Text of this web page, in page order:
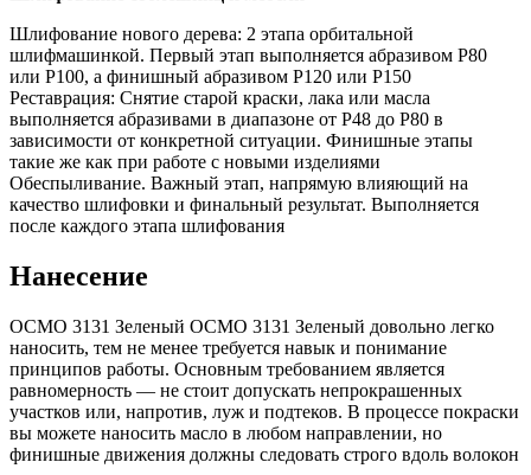
Шлифование нового дерева: 2 этапа орбитальной
шлифмашинкой. Первый этап выполняется абразивом Р80
или Р100, а финишный абразивом P120 или Р150
Реставрация: Снятие старой краски, лака или масла
выполняется абразивами в диапазоне от P48 до P80 в
зависимости от конкретной ситуации. Финишные этапы
такие же как при работе с новыми изделиями
Обеспыливание. Важный этап, напрямую влияющий на
качество шлифовки и финальный результат. Выполняется
после каждого этапа шлифования
Нанесение
ОСМО 3131 Зеленый ОСМО 3131 Зеленый довольно легко
наносить, тем не менее требуется навык и понимание
принципов работы. Основным требованием является
равномерность — не стоит допускать непрокрашенных
участков или, напротив, луж и подтеков. В процессе покраски
вы можете наносить масло в любом направлении, но
финишные движения должны следовать строго вдоль волокон